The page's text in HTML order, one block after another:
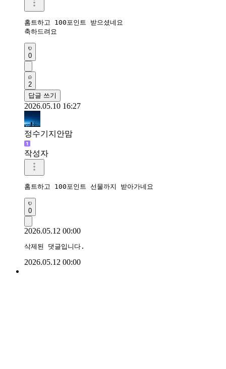
홈트하고 100포인트 받으셨네요
축하드려요
0
2
답글 쓰기
2026.05.10 16:27
정수기지안맘
작성자
홈트하고 100포인트 선물까지 받아가네요
0
2026.05.12 00:00
삭제된 댓글입니다.
2026.05.12 00:00